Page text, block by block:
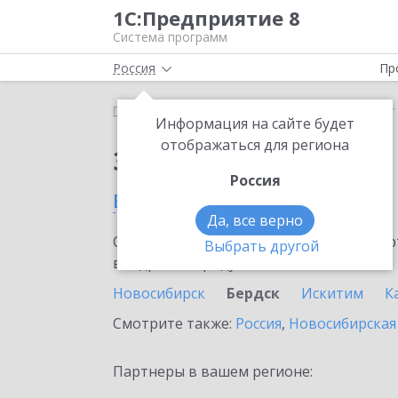
1С:Предприятие 8
Система программ
Россия
Информация на сайте будет
отображаться для региона
Россия
Да, все верно
Выбрать другой
Главная
Заказать SellMonitor
в Бердск
Ознакомьтесь с информационными
внедрение продукта.
Новосибирск
Бердск Искитим
Смотрите также: Россия,
Партнеры в вашем регионе: